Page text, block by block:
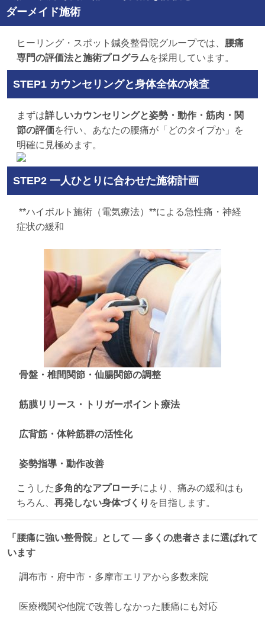
ダーメイド施術
ヒーリング・スポット鍼灸整骨院グループでは、 腰痛
専門の評価法と施術プログラムを採用しています。
STEP1 カウンセリングと身体全体の検査
まずは詳しいカウンセリングと姿勢・動作・筋肉・関
節の評価を行い、あなたの腰痛が「どのタイプか」を
明確に見極めます。
STEP2 一人ひとりに合わせた施術計画
**ハイボルト施術（電気療法）**による急性痛・神経
症状の緩和
骨盤・椎間関節・仙腸関節の調整
筋膜リリース・トリガーポイント療法
広背筋・体幹筋群の活性化
姿勢指導・動作改善
こうした多角的なアプローチにより、痛みの緩和はも
ちろん、 再発しない身体づくり を目指します。
「腰痛に強い整骨院」として — 多くの患者さまに選ばれて
います
調布市・府中市・多摩市エリアから多数来院
医療機関や他院で改善しなかった腰痛にも対応